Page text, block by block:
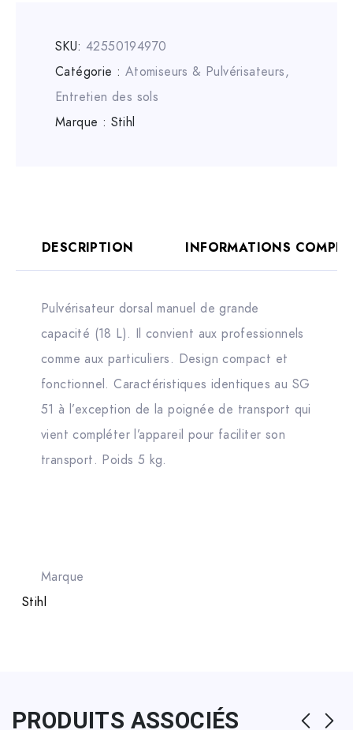
SKU: 42550194970
Catégorie : Atomiseurs & Pulvérisateurs,
Entretien des sols
Marque : Stihl
DESCRIPTION INFORMATIONS
Pulvérisateur dorsal manuel de grande
capacité (18 L). Il convient aux professionnels
comme aux particuliers. Design compact et
fonctionnel. Caractéristiques identiques au SG
51 à l’exception de la poignée de transport qui
vient compléter l’appareil pour faciliter son
transport. Poids 5 kg.
Marque
Stihl
PRODUITS ASSOCIÉS